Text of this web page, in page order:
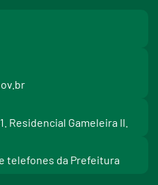
Residencial Gameleira II.
telefones da Prefeitura